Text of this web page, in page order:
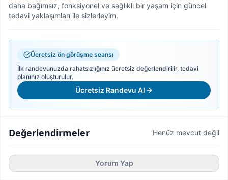
daha bağımsız, fonksiyonel ve sağlıklı bir yaşam için güncel
tedavi yaklaşımları ile sizlerleyim.
Ücretsiz ön görüşme seansı
İlk randevunuzda rahatsızlığınız ücretsiz değerlendirilir, tedavi
planınız oluşturulur.
Ücretsiz Randevu Al
Değerlendirmeler Henüz mevcut değil
Yorum Yap